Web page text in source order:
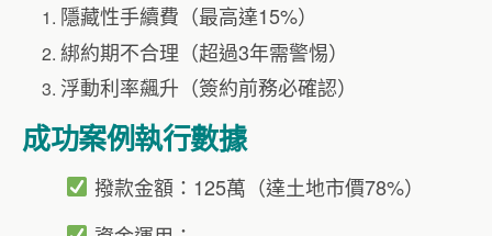
隱藏性手續費（最高達15%）
綁約期不合理（超過3年需警惕）
浮動利率飆升（簽約前務必確認）
成功案例執行數據
撥款金額：125萬（達土地市價78%）